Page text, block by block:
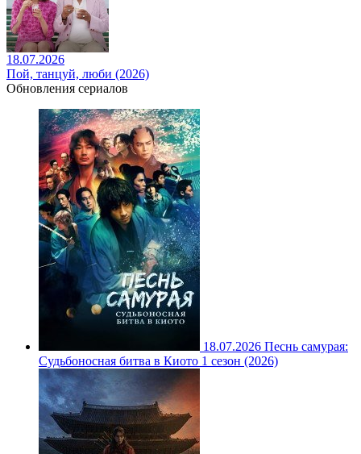
18.07.2026
Пой, танцуй, люби (2026)
Обновления сериалов
18.07.2026 Песнь самурая:
Судьбоносная битва в Киото 1 сезон (2026)